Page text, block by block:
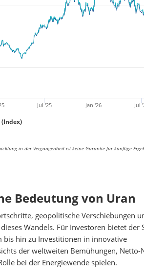
(Index)
Jul '25 Jan '26 Jul
in der Vergangenheit ist keine Garantie für künftige
Bedeutung von Uran
geopolitische Verschiebungen
Wandels. Für Investoren bietet der
bis hin zu Investitionen in innovative
der weltweiten Bemühungen, Netto-
bei der Energiewende spielen.